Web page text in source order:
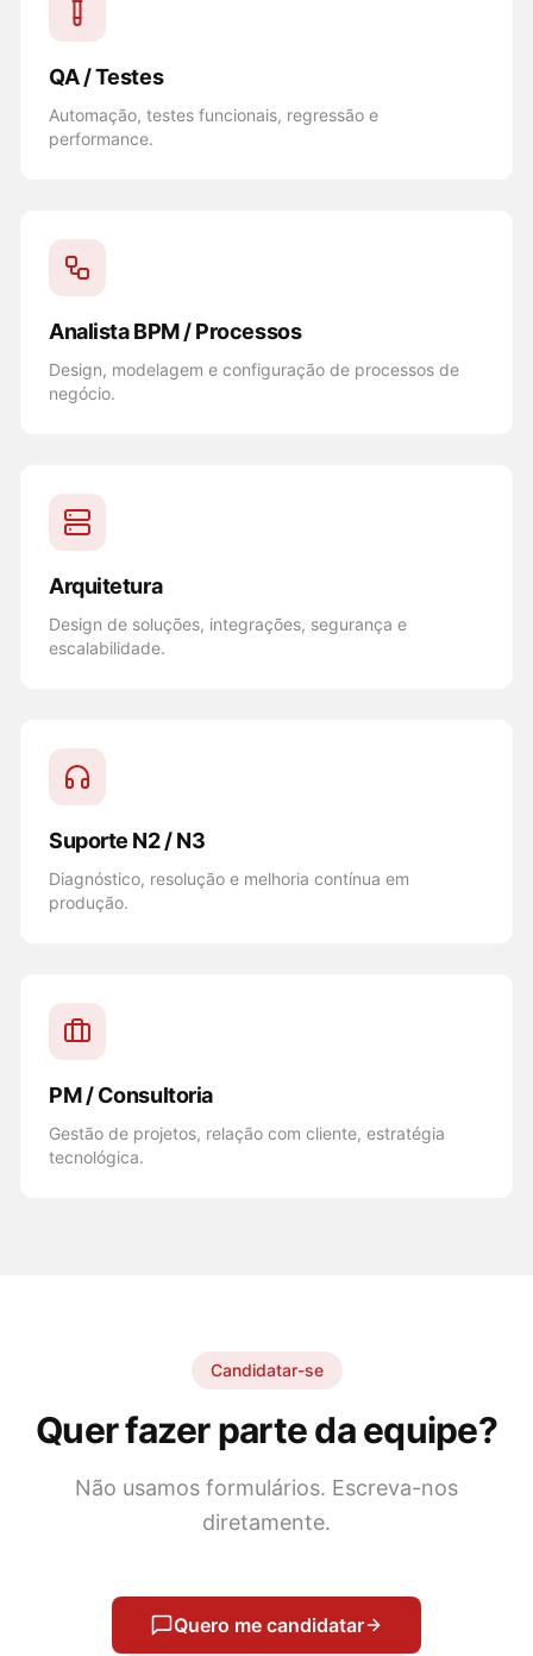
QA / Testes
Automação, testes funcionais, regressão e
performance.
Analista BPM / Processos
Design, modelagem e configuração de processos de
negócio.
Arquitetura
Design de soluções, integrações, segurança e
escalabilidade.
Suporte N2 / N3
Diagnóstico, resolução e melhoria contínua em
produção.
PM / Consultoria
Gestão de projetos, relação com cliente, estratégia
tecnológica.
Candidatar-se
Quer fazer parte da equipe?
Não usamos formulários. Escreva-nos
diretamente.
Quero me candidatar